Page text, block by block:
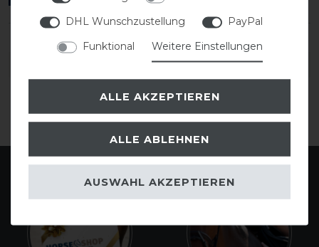
DETAILS ZUR PRODUKTSICHERHEIT
DHL Wunschzustellung
PayPal
Funktional
Weitere Einstellungen
ALLE AKZEPTIEREN
ALLE ABLEHNEN
AUSWAHL AKZEPTIEREN